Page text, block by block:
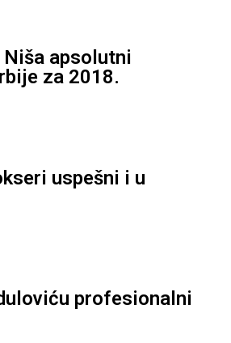
apsolutni
za 2018.
uspešni i u
profesionalni